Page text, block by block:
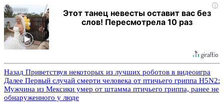
i
Этот танец невесты оставит вас без
слов! Пересмотрела 10 раз
Назад Приветствуя некоторых из лучших роботов в видеоигра
Далее Первый случай смерти человека от птичьего гриппа H5N2:
Мужчина из Мексики умер от штамма птичьего гриппа, ранее не
обнаруженного у люде